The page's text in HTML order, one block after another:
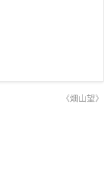
《畑山望》